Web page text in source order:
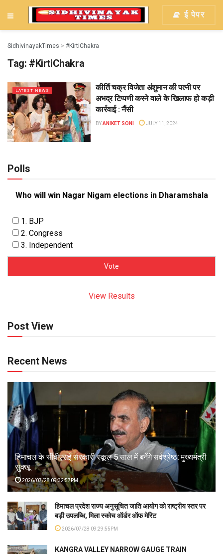
ई पेपर
SidhivinayakTimes > #KirtiChakra
Tag: #KirtiChakra
LATEST NEWS
कीर्ति चक्र विजेता अंशुमान की पत्नी पर
अभद्र टिप्पणी करने वाले के खिलाफ हो कड़ी
कार्रवाई : नैंसी
BYANIKET SONI JULY 11, 2024
Polls
Who will win Nagar Nigam elections in Dharamshala
1. BJP
2. Congress
3. Independent
View Results
Post View
Recent News
हिमाचल के सीबीएसई सरकारी स्कूल 5 साल में बनेंगे सर्वश्रेष्ठ: मुख्यमंत्री
सुक्खू
2026/07/28 09:32:57PM
हिमाचल प्रदेश राज्य अनुसूचित जाति आयोग को राष्ट्रीय स्तर पर
बड़ी उपलब्धि, मिला स्कोच ऑर्डर ऑफ मेरिट
2026/07/28 09:29:55PM
KANGRA VALLEY NARROW GAUGE TRAIN